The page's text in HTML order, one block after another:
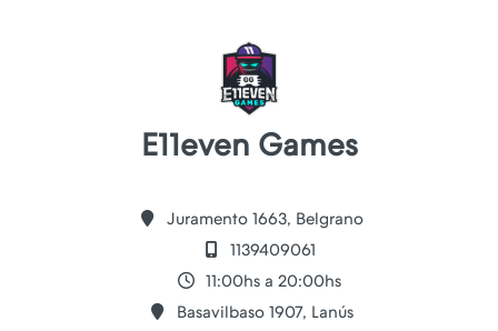
E11even Games
Juramento 1663, Belgrano
1139409061
11:00hs a 20:00hs
Basavilbaso 1907, Lanús